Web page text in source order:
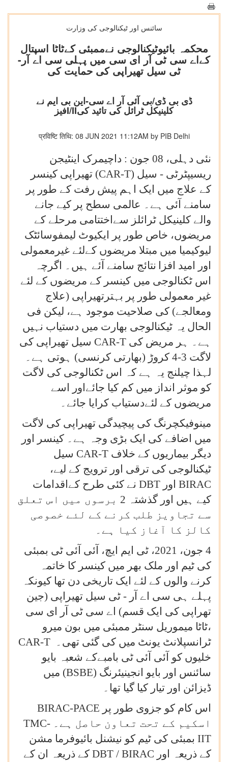
سائنس اور ٹیکنالوجی کی وزارت
محکمہ بائیوٹیکنالوجی نےممبئی کےٹاٹا اسپتال
کےاے سی ٹی آر ای سی میں پہلی سی اے آر-
ٹی سیل تھیراپی کی حمایت کی
ڈی بی ڈی/بی آئی آر اے سی-این بی ایم نے
فیزI/IIکلینیکل ٹرائل کی تائید کی
प्रविष्टि तिथि: 08 JUN 2021 11:12AM by PIB Delhi
نئی دہلی، 08 جون : داچیمرک اینٹیجن
ریسیپٹرٹی - سیل (CAR-T) تھیراپی کینسر
کے علاج میں ایک اہم پیش رفت کے طور پر
سامنے آئی ہے۔ عالمی سطح پر کیے جانے
والے کلینیکل ٹرائلز سےاختتامی مرحلے کے
مریضوں، خاص طور پر ایکیوٹ لیمفوسائٹک
لیوکیمیا میں مبتلا مریضوں کےلئے غیرمعمولی
اور امید افزا
نتائج سامنے آئے ہیں۔ اگرچہ
اس ٹکنالوجی میں کینسر کے مریضوں کے لئے
غیر معمولی طور پر بہترتھیراپی (علاج
ومعالجے) کی صلاحیت موجود ہے، لیکن فی
الحال یہ ٹیکنالوجی بھارت میں دستیاب نہیں
ہے۔ ہر مریض کی CAR-T سیل تھیراپی کی
لاگت 3-4 کروڑ (بھارتی کرنسی) ہوتی ہے۔
لہذا چیلنج یہ ہے کہ اس ٹکنالوجی کی لاگت
کو موثر انداز میں کم کیا جائےاور اسے
مریضوں کے لئےدستیاب کرایا جائے۔
مینوفیکچرنگ کی پیچیدگی تھیراپی کی لاگت
میں اضافے کی ایک بڑی وجہ ہے۔ کینسر اور
دیگر بیماریوں کے خلاف CAR-T سیل
ٹیکنالوجی کی ترقی اور ترویج کے لیے،
BIRAC اور DBT نے کئی طرح کےاقدامات
کیے ہیں اور گذشتہ 2 برسوں میں اس تعلق
سے تجاویز طلب کرنے کے لئے خصوصی
کالز کا آغاز کیا ہے۔
4 جون، 2021، ٹی ایم ایچ، آئی آئی ٹی بمبئی
کی ٹیم اور ملک بھر میں کینسر کا خاتمہ
کرنے والوں کے لئے ایک تاریخی دن تھا کیونکہ
پہلے ہی سی اے آر - ٹی سیل تھیراپی (جین
تھراپی کی ایک قسم) اے سی ٹی آر ای سی
،ٹاٹا میموریل سنٹر ممبئی میں بون میرو
ٹرانسپلانٹ یونٹ میں کی گئی تھی۔ CAR-T
خلیوں کو آئی آئی ٹی بامبےکے شعبہ بایو
سائنس اور بایو انجینیئرنگ (BSBE) میں
ڈیزائن اور تیار کیا گیا تھا۔
اس کام کو جزوی طور پر BIRAC-PACE
اسکیم کے تحت تعاون حاصل ہے۔ TMC-
IIT بمبئی کی ٹیم کو نیشنل بائیوفرما مشن
کے ذریعہ اور DBT / BIRAC کے ذریعہ ان کے